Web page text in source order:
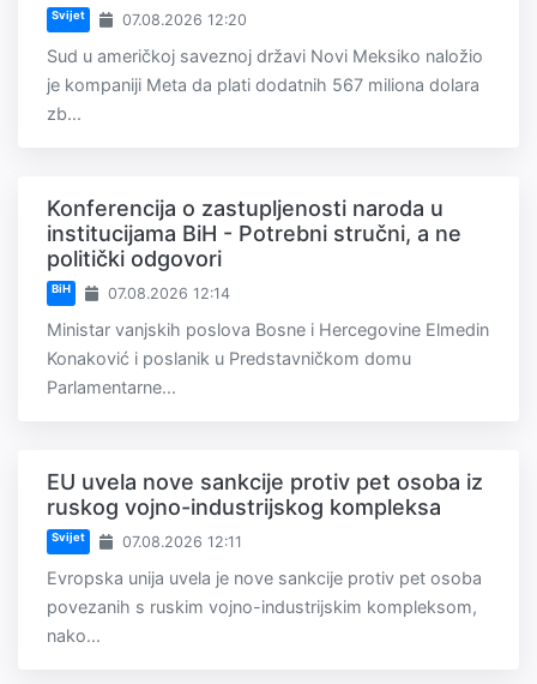
Svijet 07.08.2026 12:20
Sud u američkoj saveznoj državi Novi Meksiko naložio
je kompaniji Meta da plati dodatnih 567 miliona dolara
zb...
Konferencija o zastupljenosti naroda u
institucijama BiH - Potrebni stručni, a ne
politički odgovori
BiH 07.08.2026 12:14
Ministar vanjskih poslova Bosne i Hercegovine Elmedin
Konaković i poslanik u Predstavničkom domu
Parlamentarne...
EU uvela nove sankcije protiv pet osoba iz
ruskog vojno-industrijskog kompleksa
Svijet 07.08.2026 12:11
Evropska unija uvela je nove sankcije protiv pet osoba
povezanih s ruskim vojno-industrijskim kompleksom,
nako...